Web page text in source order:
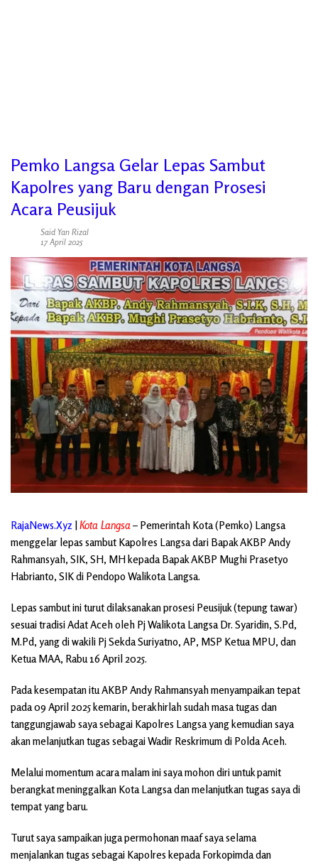
Pemko Langsa Gelar Lepas Sambut
Kapolres yang Baru dengan Prosesi
Acara Peusijuk
Said Yan Rizal
17 April 2025
RajaNews.Xyz |Kota Langsa – Pemerintah Kota (Pemko) Langsa
menggelar lepas sambut Kapolres Langsa dari Bapak AKBP Andy
Rahmansyah, SIK, SH, MH kepada Bapak AKBP Mughi Prasetyo
Habrianto, SIK di Pendopo Walikota Langsa.
Lepas sambut ini turut dilaksanakan prosesi Peusijuk (tepung tawar)
sesuai tradisi Adat Aceh oleh Pj Walikota Langsa Dr. Syaridin, S.Pd,
M.Pd, yang di wakili Pj Sekda Suriyatno, AP, MSP Ketua MPU, dan
Ketua MAA, Rabu 16 April 2025.
Pada kesempatan itu AKBP Andy Rahmansyah menyampaikan tepat
pada 09 April 2025 kemarin, berakhirlah sudah masa tugas dan
tanggungjawab saya sebagai Kapolres Langsa yang kemudian saya
akan melanjutkan tugas sebagai Wadir Reskrimum di Polda Aceh.
Melalui momentum acara malam ini saya mohon diri untuk pamit
berangkat meninggalkan Kota Langsa dan melanjutkan tugas saya di
tempat yang baru.
Turut saya sampaikan juga permohonan maaf saya selama
menjalankan tugas sebagai Kapolres kepada Forkopimda dan